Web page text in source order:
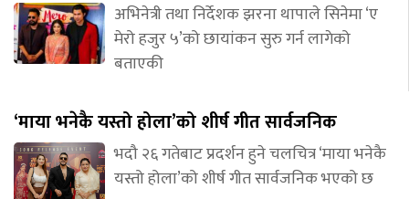
अभिनेत्री तथा निर्देशक झरना थापाले सिनेमा ‘ए
मेरो हजुर ५’को छायांकन सुरु गर्न लागेको
बताएकी
‘माया भनेकै यस्तो होला’को शीर्ष गीत सार्वजनिक
भदौ २६ गतेबाट प्रदर्शन हुने चलचित्र ‘माया भनेकै
यस्तो होला’को शीर्ष गीत सार्वजनिक भएको छ